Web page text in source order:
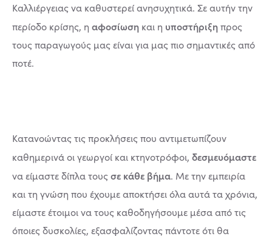
Καλλιέργειας να καθυστερεί ανησυχητικά. Σε αυτήν την
περίοδο κρίσης, η αφοσίωση και η υποστήριξηπρος
τους παραγωγούς μας είναι για μας πιο σημαντικές από
ποτέ.
Κατανοώντας τις προκλήσεις που αντιμετωπίζουν
καθημερινά οι γεωργοί και κτηνοτρόφοι, δεσμευόμαστε
να είμαστε δίπλα τουςσε κάθε βήμα. Με την εμπειρία
και τη γνώση που έχουμε αποκτήσει όλα αυτά τα χρόνια,
είμαστε έτοιμοι να τους καθοδηγήσουμε μέσα από τις
όποιες δυσκολίες, εξασφαλίζοντας πάντοτε ότι θα